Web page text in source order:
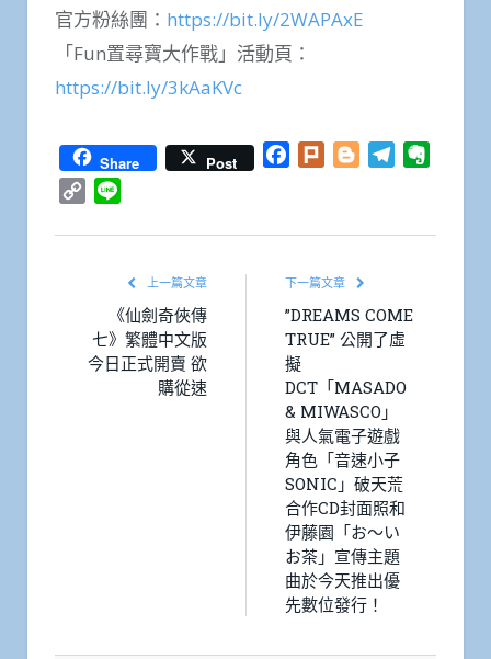
官方粉絲團： https://bit.ly/2WAPAxE
「Fun置尋寶大作戰」活動頁：
https://bit.ly/3kAaKVc
Share Post Facebook
Plurk BloggerTelegram
Copy
上一篇文章
《仙劍奇俠傳
七》繁體中文版
今日正式開賣 欲
購從速
下一篇文章
”DREAMS COME
TRUE” 公開了虛
擬
DCT「MASADO
& MIWASCO」
與人氣電子遊戲
角色「音速小子
SONIC」破天荒
合作CD封面照和
伊藤園「お～い
お茶」宣傳主題
曲於今天推出優
先數位發行！